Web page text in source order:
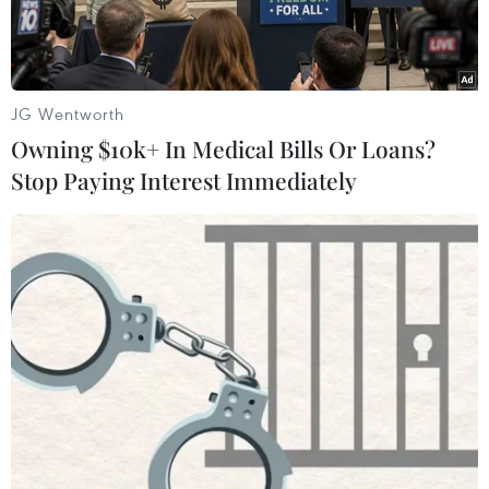
Nhà lãnh đạo Triều Tiên Kim Jong-un (phải) và Tổng thống Hàn
Quốc Moon Jae-in tại Hội nghị thượng đỉnh lần ba ở Bình
Nhưỡng ngày 18/9/2018. (Ảnh: AFP/TTXVN)
Bộ Thống nhất Hàn Quốc ngày 29/4 cho biết sẽ
tiếp tục thúc đẩy hội nghị thượng đỉnh khác với
JG Wentworth
Owning $10k+ In Medical Bills Or Loans?
Stop Paying Interest Immediately